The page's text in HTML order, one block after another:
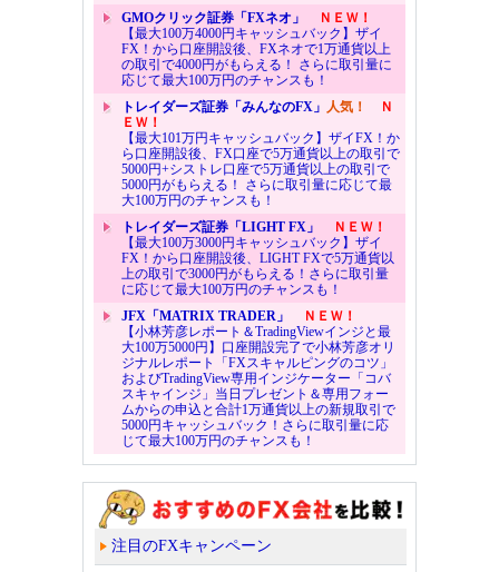
GMOクリック証券「FXネオ」
ＮＥＷ！
【最大100万4000円キャッシュバック】ザイ
FX！から口座開設後、FXネオで1万通貨以上
の取引で4000円がもらえる！ さらに取引量に
応じて最大100万円のチャンスも！
トレイダーズ証券「みんなのFX」 人気！
Ｎ
ＥＷ！
【最大101万円キャッシュバック】ザイFX！か
ら口座開設後、FX口座で5万通貨以上の取引で
5000円+シストレ口座で5万通貨以上の取引で
5000円がもらえる！ さらに取引量に応じて最
大100万円のチャンスも！
トレイダーズ証券「LIGHT FX」
ＮＥＷ！
【最大100万3000円キャッシュバック】ザイ
FX！から口座開設後、LIGHT FXで5万通貨以
上の取引で3000円がもらえる！さらに取引量
に応じて最大100万円のチャンスも！
JFX「MATRIX TRADER」
ＮＥＷ！
【小林芳彦レポート＆TradingViewインジと最
大100万5000円】口座開設完了で小林芳彦オリ
ジナルレポート「FXスキャルピングのコツ」
およびTradingView専用インジケーター「コバ
スキャインジ」当日プレゼント＆専用フォー
ムからの申込と合計1万通貨以上の新規取引で
5000円キャッシュバック！さらに取引量に応
じて最大100万円のチャンスも！
注目のFXキャンペーン